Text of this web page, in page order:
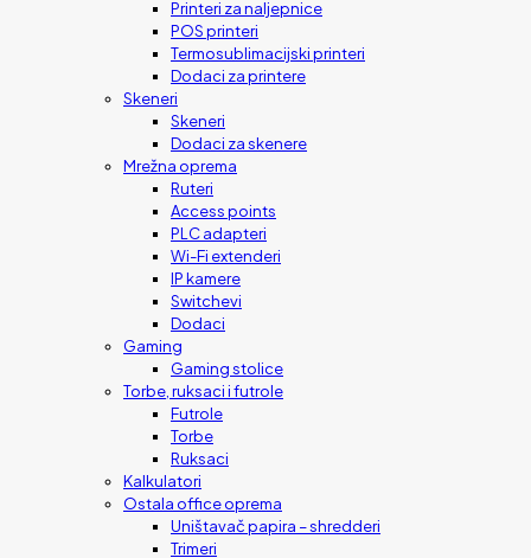
Printeri za naljepnice
POS printeri
Termosublimacijski printeri
Dodaci za printere
Skeneri
Skeneri
Dodaci za skenere
Mrežna oprema
Ruteri
Access points
PLC adapteri
Wi-Fi extenderi
IP kamere
Switchevi
Dodaci
Gaming
Gaming stolice
Torbe, ruksaci i futrole
Futrole
Torbe
Ruksaci
Kalkulatori
Ostala office oprema
Uništavač papira – shredderi
Trimeri